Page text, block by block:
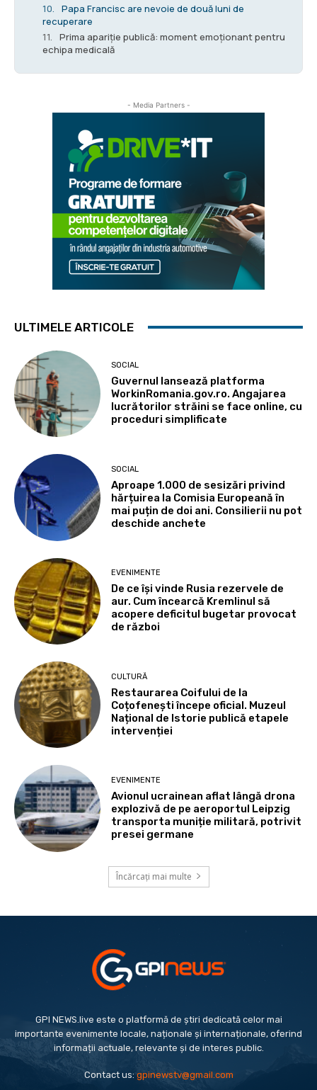
Papa Francisc are nevoie de două luni de
recuperare
Prima apariție publică: moment emoționant pentru
echipa medicală
- Media Partners -
ULTIMELE ARTICOLE
SOCIAL
Guvernul lansează platforma
WorkinRomania.gov.ro. Angajarea
lucrătorilor străini se face online, cu
proceduri simplificate
SOCIAL
Aproape 1.000 de sesizări privind
hărțuirea la Comisia Europeană în
mai puțin de doi ani. Consilierii nu pot
deschide anchete
EVENIMENTE
De ce își vinde Rusia rezervele de
aur. Cum încearcă Kremlinul să
acopere deficitul bugetar provocat
de război
CULTURĂ
Restaurarea Coifului de la
Coțofenești începe oficial. Muzeul
Național de Istorie publică etapele
intervenției
EVENIMENTE
Avionul ucrainean aflat lângă drona
explozivă de pe aeroportul Leipzig
transporta muniție militară, potrivit
presei germane
Încărcați mai multe
GPI NEWS.live este o platformă de știri dedicată celor mai
importante evenimente locale, naționale și internaționale, oferind
informații actuale, relevante și de interes public.
Contact us:gpinewstv@gmail.com